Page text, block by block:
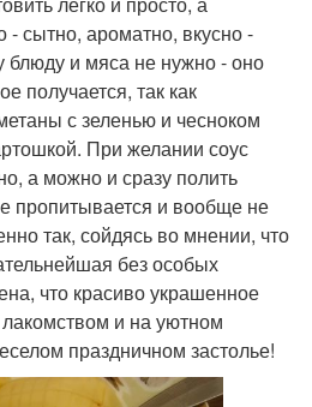
- сытно, ароматно, вкусно -
блюду и мяса не нужно - оно
получается, так как
с зеленью и чесноком
При желании соус
а можно и сразу полить
пропитывается и вообще не
так, сойдясь во мнении, что
без особых
что красиво украшенное
и на уютном
праздничном застолье!